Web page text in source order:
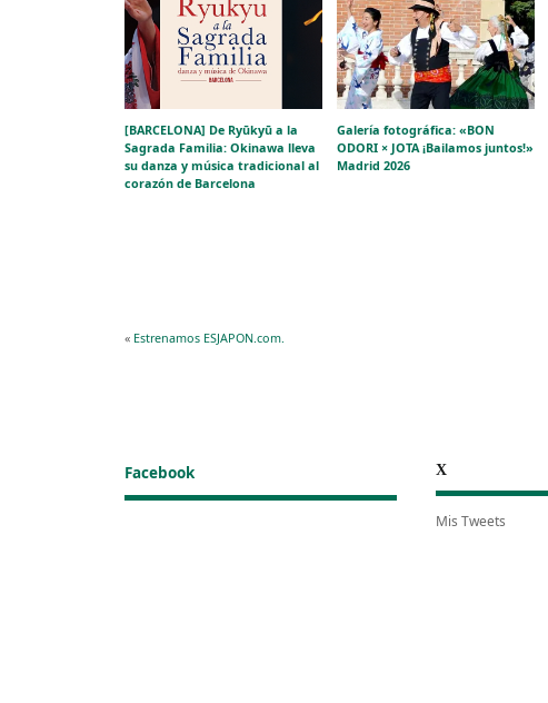
[BARCELONA] De Ryūkyū a la
Sagrada Familia: Okinawa lleva
su danza y música tradicional al
corazón de Barcelona
Galería fotográfica: «BON
ODORI × JOTA ¡Bailamos juntos!»
Madrid 2026
« Estrenamos ESJAPON.com.
Facebook X
Mis Tweets